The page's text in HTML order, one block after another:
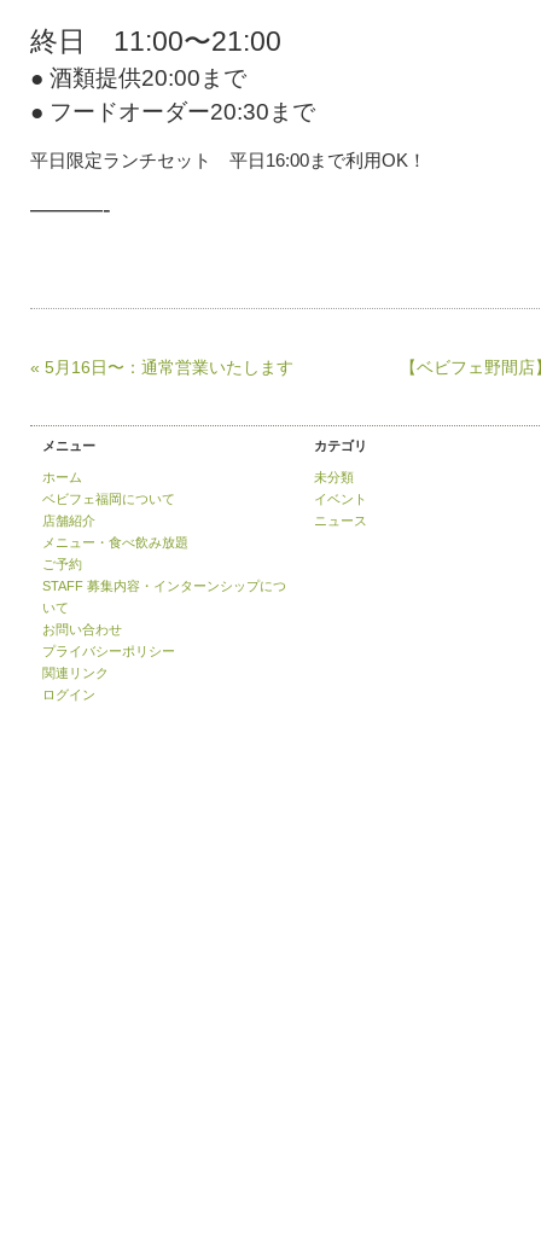
終日 11:00〜21:00
● 酒類提供20:00まで
● フードオーダー20:30まで
平日限定ランチセット 平日16:00まで利用OK！
———-
« 5月16日〜：通常営業いたします 【ベビフェ野間
メニュー
ホーム
ベビフェ福岡について
店舗紹介
メニュー・食べ飲み放題
ご予約
STAFF 募集内容・インターンシップにつ
いて
お問い合わせ
プライバシーポリシー
関連リンク
ログイン
カテゴリ
未分類
イベント
ニュース